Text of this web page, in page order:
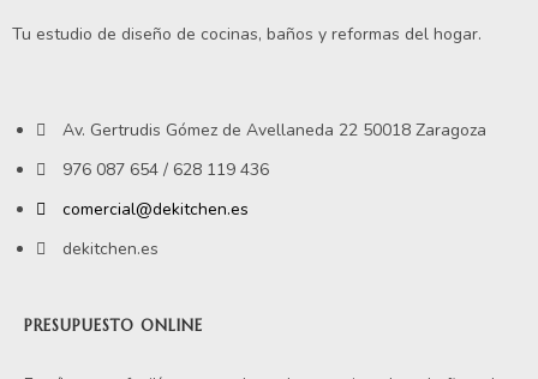
Tu estudio de diseño de cocinas, baños y reformas del hogar.
Av. Gertrudis Gómez de Avellaneda 22 50018 Zaragoza
976 087 654 / 628 119 436
comercial@dekitchen.es
dekitchen.es
PRESUPUESTO ONLINE